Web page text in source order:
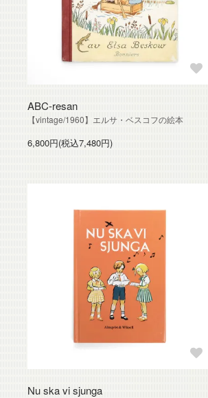
ABC-resan
【vintage/1960】エルサ・ベスコフの絵本
6,800円(税込7,480円)
Nu ska vi sjunga